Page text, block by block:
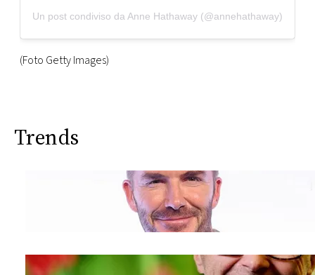
Un post condiviso da Anne Hathaway (@annehathaway)
(Foto Getty Images)
Trends